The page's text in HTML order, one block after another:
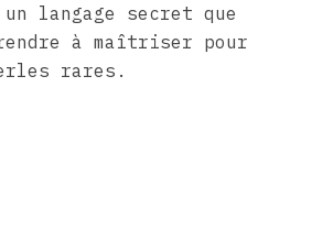
langage secret que
à maîtriser pour
rares.